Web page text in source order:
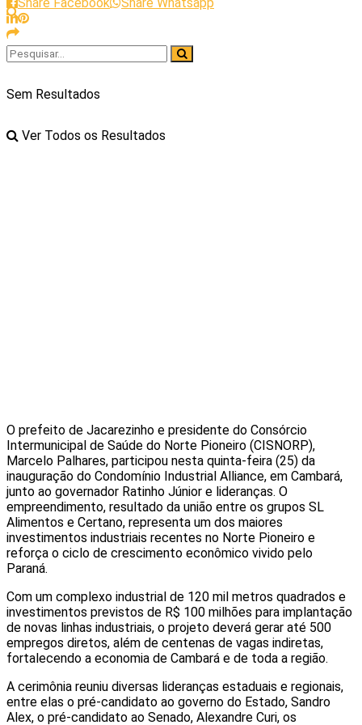
Sem Resultados
Ver Todos os Resultados
O prefeito de Jacarezinho e presidente do Consórcio
Intermunicipal de Saúde do Norte Pioneiro (CISNORP),
Marcelo Palhares, participou nesta quinta-feira (25) da
inauguração do Condomínio Industrial Alliance, em Cambará,
junto ao governador Ratinho Júnior e lideranças. O
empreendimento, resultado da união entre os grupos SL
Alimentos e Certano, representa um dos maiores
investimentos industriais recentes no Norte Pioneiro e
reforça o ciclo de crescimento econômico vivido pelo
Paraná.
Com um complexo industrial de 120 mil metros quadrados e
investimentos previstos de R$ 100 milhões para implantação
de novas linhas industriais, o projeto deverá gerar até 500
empregos diretos, além de centenas de vagas indiretas,
fortalecendo a economia de Cambará e de toda a região.
A cerimônia reuniu diversas lideranças estaduais e regionais,
entre elas o pré-candidato ao governo do Estado, Sandro
Alex, o pré-candidato ao Senado, Alexandre Curi, os